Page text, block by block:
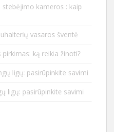
stebėjimo kameros : kaip
vasaros šventė
pirkimas: ką reikia žinoti?
ligų: pasirūpinkite savimi
ligų: pasirūpinkite savimi